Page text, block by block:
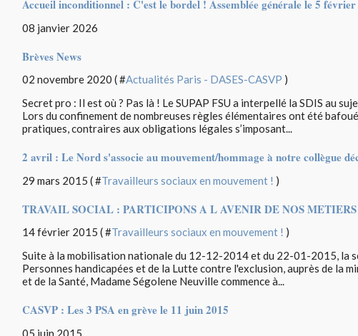
Accueil inconditionnel : C'est le bordel ! Assemblée générale le 5 février
08 janvier 2026
Brèves News
02 novembre 2020 ( #Actualités Paris - DASES-CASVP )
Secret pro : Il est où ? Pas là ! Le SUPAP FSU a interpellé la SDIS au
Lors du confinement de nombreuses règles élémentaires ont été
pratiques, contraires aux obligations légales s’imposant...
2 avril : Le Nord s'associe au mouvement/hommage à notre collègue
29 mars 2015 ( #Travailleurs sociaux en mouvement ! )
TRAVAIL SOCIAL : PARTICIPONS A L AVENIR DE NOS METIERS
14 février 2015 ( #Travailleurs sociaux en mouvement ! )
Suite à la mobilisation nationale du 12-12-2014 et du 22-01-2015, la
Personnes handicapées et de la Lutte contre l'exclusion, auprès de la
et de la Santé, Madame Ségolene Neuville commence à...
CASVP : Les 3 PSA en grève le 11 juin 2015
05 juin 2015